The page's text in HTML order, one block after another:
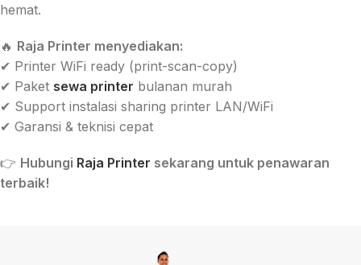
hemat.
🔥 Raja Printer menyediakan:
✔ Printer WiFi ready (print-scan-copy)
✔ Paket sewa printer bulanan murah
✔ Support instalasi sharing printer LAN/WiFi
✔ Garansi & teknisi cepat
👉 Hubungi Raja Printer sekarang untuk penawaran
terbaik!